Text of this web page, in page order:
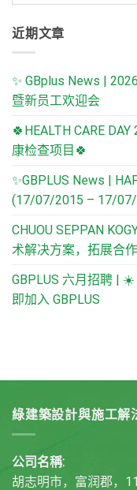
近期文章
✨ GBplus News |
暨新员工欢迎会
🍀HEALTH CARE
康检查项目🍀
✨GBPLUS News |
(17/07/2015 – 17/07/
CHUOU SEPPAN
术解决方案，拓展合
GBPLUS 六月招聘 |
即加入 GBPLUS
綠建築設計與施工解
公司名稱:
胡志明市，富润郡，